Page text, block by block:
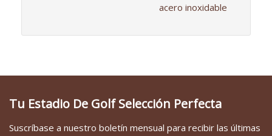
acero inoxidable
Tu Estadio De Golf Selección Perfecta
Suscríbase a nuestro boletín mensual para recibir las últimas